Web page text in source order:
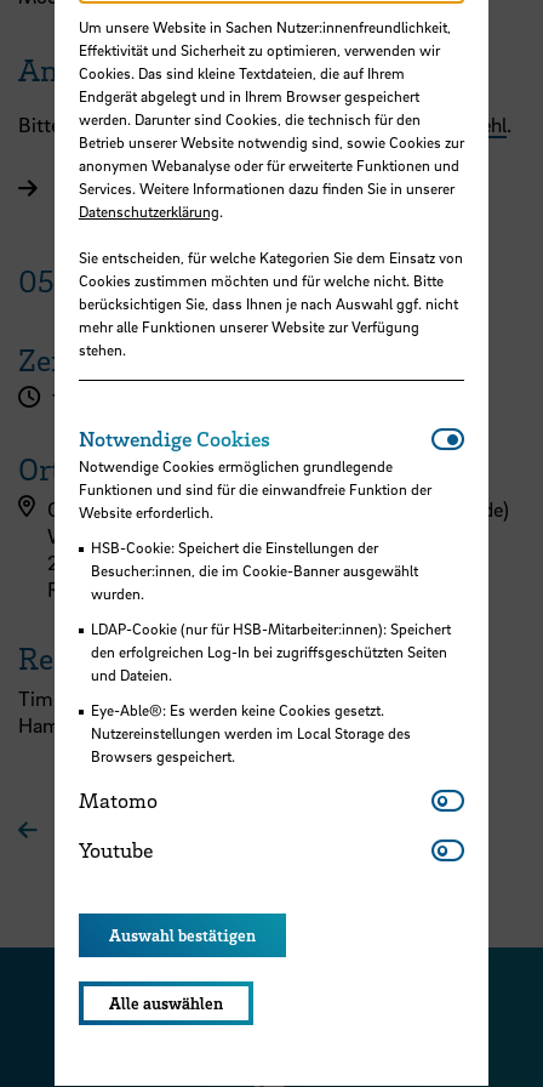
Anmeldung
Bitte richten Sie Ihre Anmeldung anFrau Annika Cornehl.
Zum China-Zentrum
05. Juni2023
Zeit
18:00 - 19:30 Uhr
Ort
Campus Werderstraße, Werderstraße (EW-Gebäude)
Werderstraße 73
28199 Bremen
Raum 205
Referent:in
Timm Rohweder,
Hamburg
Zu unserer Facebook
Um unsere Website in Sachen Nutzer:innenfreundlichkeit,
Effektivität und Sicherheit zu optimieren, verwenden wir
Cookies. Das sind kleine Textdateien, die auf Ihrem
Endgerät abgelegt und in Ihrem Browser gespeichert
werden. Darunter sind Cookies, die technisch für den
Betrieb unserer Website notwendig sind, sowie Cookies zur
anonymen Webanalyse oder für erweiterte Funktionen und
Services. Weitere Informationen dazu finden Sie in unserer
Datenschutzerklärung.
Sie entscheiden, für welche Kategorien Sie dem Einsatz von
Cookies zustimmen möchten und für welche nicht. Bitte
berücksichtigen Sie, dass Ihnen je nach Auswahl ggf. nicht
mehr alle Funktionen unserer Website zur Verfügung
stehen.
Notwendige Cookies
Notwendige Cookies ermöglichen grundlegende
Funktionen und sind für die einwandfreie Funktion der
Website erforderlich.
HSB-Cookie: Speichert die Einstellungen der
Besucher:innen, die im Cookie-Banner ausgewählt
wurden.
LDAP-Cookie (nur für HSB-Mitarbeiter:innen): Speichert
den erfolgreichen Log-In bei zugriffsgeschützten Seiten
und Dateien.
Eye-Able®: Es werden keine Cookies gesetzt.
Nutzereinstellungen werden im Local Storage des
Browsers gespeichert.
Matomo Matomo
Youtube Youtube
Auswahl bestätigen
Alle auswählen